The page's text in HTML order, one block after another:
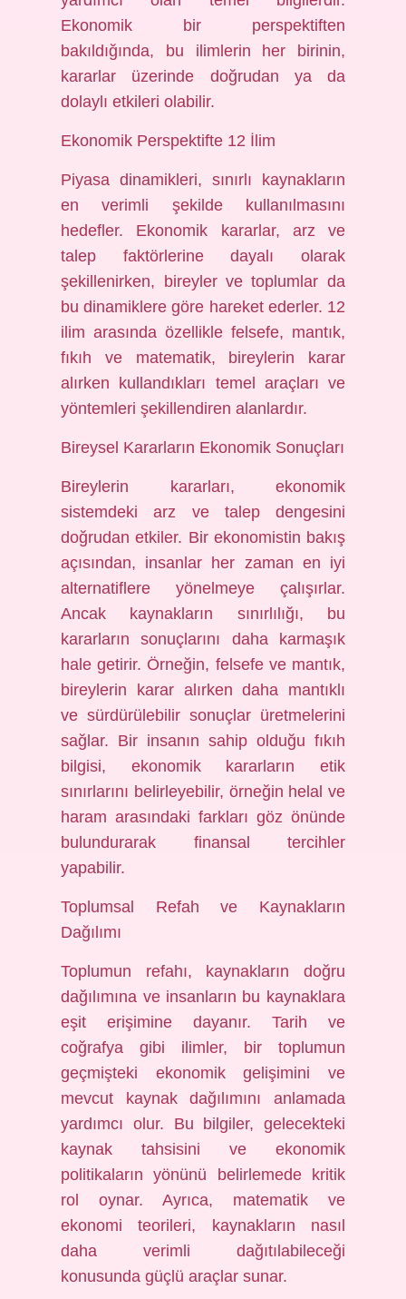
Ekonomik bir perspektiften
bakıldığında, bu ilimlerin her birinin,
kararlar üzerinde doğrudan ya da
dolaylı etkileri olabilir.
Ekonomik Perspektifte 12 İlim
Piyasa dinamikleri, sınırlı kaynakların
en verimli şekilde kullanılmasını
hedefler. Ekonomik kararlar, arz ve
talep faktörlerine dayalı olarak
şekillenirken, bireyler ve toplumlar da
bu dinamiklere göre hareket ederler. 12
ilim arasında özellikle felsefe, mantık,
fıkıh ve matematik, bireylerin karar
alırken kullandıkları temel araçları ve
yöntemleri şekillendiren alanlardır.
Bireysel Kararların Ekonomik Sonuçları
Bireylerin kararları, ekonomik
sistemdeki arz ve talep dengesini
doğrudan etkiler. Bir ekonomistin bakış
açısından, insanlar her zaman en iyi
alternatiflere yönelmeye çalışırlar.
Ancak kaynakların sınırlılığı, bu
kararların sonuçlarını daha karmaşık
hale getirir. Örneğin, felsefe ve mantık,
bireylerin karar alırken daha mantıklı
ve sürdürülebilir sonuçlar üretmelerini
sağlar. Bir insanın sahip olduğu fıkıh
bilgisi, ekonomik kararların etik
sınırlarını belirleyebilir, örneğin helal ve
haram arasındaki farkları göz önünde
bulundurarak finansal tercihler
yapabilir.
Toplumsal Refah ve Kaynakların
Dağılımı
Toplumun refahı, kaynakların doğru
dağılımına ve insanların bu kaynaklara
eşit erişimine dayanır. Tarih ve
coğrafya gibi ilimler, bir toplumun
geçmişteki ekonomik gelişimini ve
mevcut kaynak dağılımını anlamada
yardımcı olur. Bu bilgiler, gelecekteki
kaynak tahsisini ve ekonomik
politikaların yönünü belirlemede kritik
rol oynar. Ayrıca, matematik ve
ekonomi teorileri, kaynakların nasıl
daha verimli dağıtılabileceği
konusunda güçlü araçlar sunar.